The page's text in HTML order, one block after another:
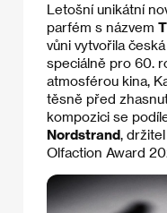
Letošní unikátní
parfém s názvem
vůni vytvořila
speciálně pro 60.
atmosférou kina,
těsně před
kompozici se
Nordstrand,
Olfaction Award